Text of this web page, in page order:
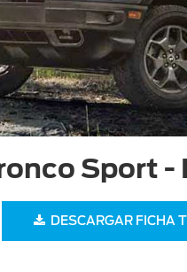
Sport -
DESCARGAR FICHA